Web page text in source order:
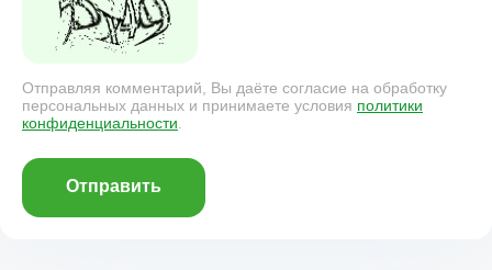
Отправляя комментарий, Вы даёте согласие на обработку
персональных данных и принимаете условия политики
конфиденциальности.
Отправить